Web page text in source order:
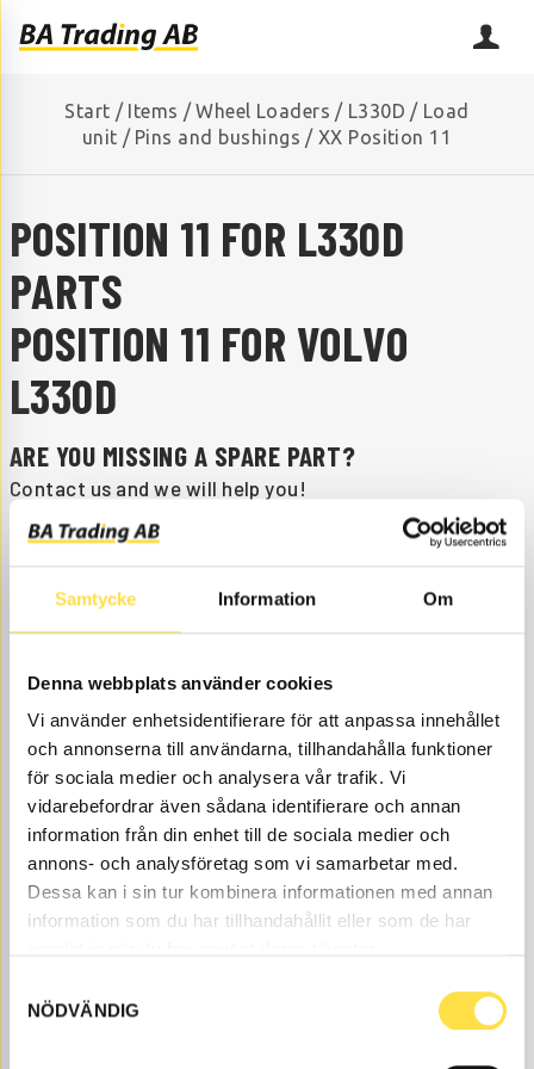
Samtycke Information Om
Denna webbplats använder cookies
Vi använder enhetsidentifierare för att anpassa innehållet
och annonserna till användarna, tillhandahålla funktioner
för sociala medier och analysera vår trafik. Vi
vidarebefordrar även sådana identifierare och annan
information från din enhet till de sociala medier och
annons- och analysföretag som vi samarbetar med.
Dessa kan i sin tur kombinera informationen med annan
information som du har tillhandahållit eller som de har
NÖDVÄNDIG
Start / Items / Wheel Loaders / L330D / Load
unit / Pins and bushings / XX Position 11
POSITION 11 FOR L330D
PARTS
POSITION 11 FOR VOLVO
L330D
ARE YOU MISSING A SPARE PART?
Contact us and we will help you!
+46 (0) 152-32500
L330D exist as new, used or refurbished trade-in parts
both as originals and non-original parts. We have parts